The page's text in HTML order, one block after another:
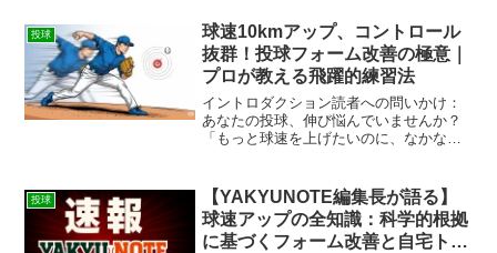
か打たれる」「手元でボールが棒球にな
ってしまう」――もし、そ...
投球
球速10kmアップ、コントロール
抜群！投球フォーム改善の極意｜
プロが教える飛躍的練習法
イントロダクション読者への問いかけ：
あなたの投球、伸び悩んでいませんか？
「もっと球速を上げたいのに、なかなか
「投げるといつも肩や肘に不安を感じ
る…」もし、あなたがそう感じ...
投球
【YAKYUNOTE編集長が語る】
球速アップの全知識：科学的根拠
に基づくフォーム改善と自宅トレ